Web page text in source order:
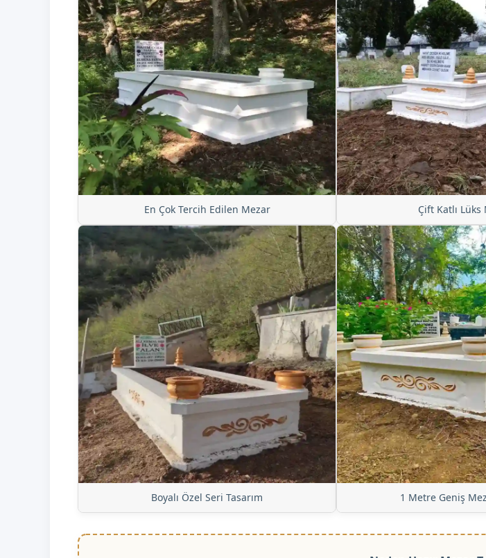
En Çok Tercih Edilen Mezar Çift Katlı Lüks
Boyalı Özel Seri Tasarım 1 Metre Geniş